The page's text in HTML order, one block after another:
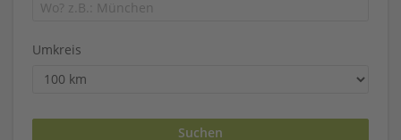
Umkreis